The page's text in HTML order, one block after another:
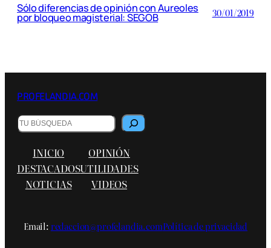
Sólo diferencias de opinión con Aureoles
por bloqueo magisterial: SEGOB 30/01/2019
PROFELANDIA.COM
Buscar
INICIO
DESTACADOS
NOTICIAS
OPINIÓN
UTILIDADES
VIDEOS
Email:redaccion@profelandia.comPolítica de privacidad